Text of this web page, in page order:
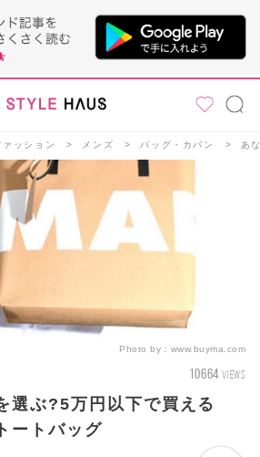
ァッション メンズ バッグ・カバン あ
Photo by： www.buyma.com
10664 VIEWS
選ぶ?5万円以下で買える
ートバッグ